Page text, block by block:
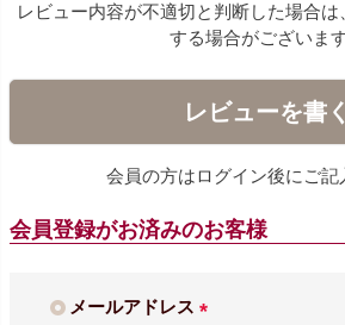
レビュー内容が不適切と判断した場合
する場合がございます
レビューを書く
会員の方はログイン後にご記
会員登録がお済みのお客様
メールアドレス